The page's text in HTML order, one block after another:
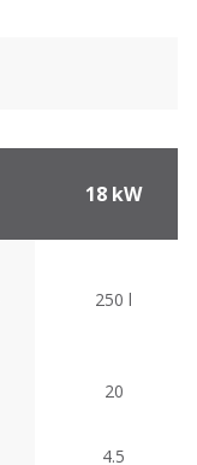
18 kW
250 l
20
4.5